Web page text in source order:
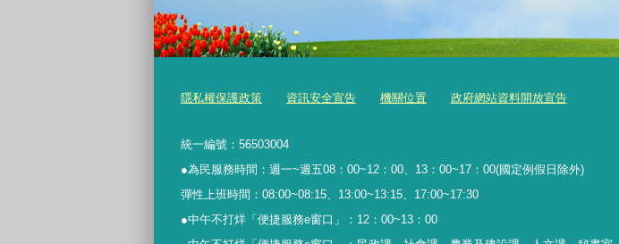
隱私權保護政策 資訊安全宣告 機關位置 政府網站資料開放宣告
統一編號：56503004
●為民服務時間：週一~週五08：00~12：00、13：00~17：00(國定例假日除外)
彈性上班時間：08:00~08:15、13:00~13:15、17:00~17:30
●中午不打烊「便捷服務e窗口」： 12 ： 00~13 ： 00